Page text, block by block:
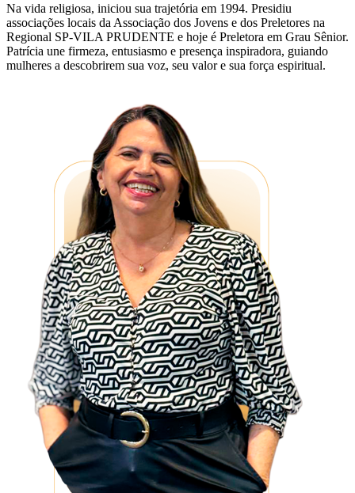
Na vida religiosa, iniciou sua trajetória em 1994. Presidiu
associações locais da Associação dos Jovens e dos Preletores na
Regional SP-VILA PRUDENTE e hoje é Preletora em Grau Sênior.
Patrícia une firmeza, entusiasmo e presença inspiradora, guiando
mulheres a descobrirem sua voz, seu valor e sua força espiritual.